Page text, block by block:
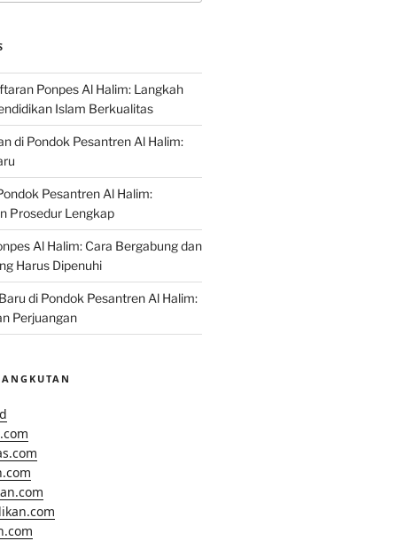
Ponpes Al Halim: Langkah
Islam Berkualitas
di Pondok Pesantren Al Halim:
Pesantren Al Halim:
Prosedur Lengkap
Al Halim: Cara Bergabung dan
Harus Dipenuhi
di Pondok Pesantren Al Halim:
Perjuangan